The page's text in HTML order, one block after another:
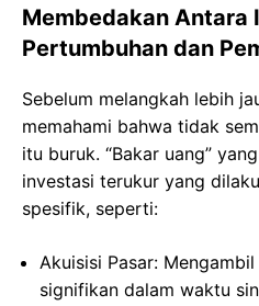
Membedakan Antara
Pertumbuhan dan
Sebelum melangkah lebih
memahami bahwa tidak
itu buruk. “Bakar uang”
investasi terukur yang
spesifik, seperti:
Akuisisi Pasar:
signifikan dalam waktu